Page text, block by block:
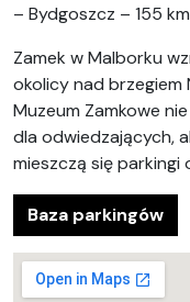
– Bydgoszcz – 155
Zamek w Malborku
okolicy nad brzegiem
Muzeum Zamkowe
dla odwiedzających,
mieszczą się parkingi
Baza parkingów